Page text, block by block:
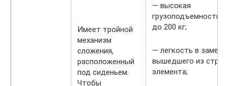
Имеет тройной
механизм
сложения,
расположенный
под сиденьем.
Чтобы
— высокая
грузоподъемность —
до 200 кг;
— легкость в замене
вышедшего из строя
элемента;